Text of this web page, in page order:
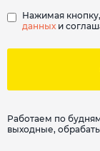
Нажимая
данных и
Работаем по
выходные,